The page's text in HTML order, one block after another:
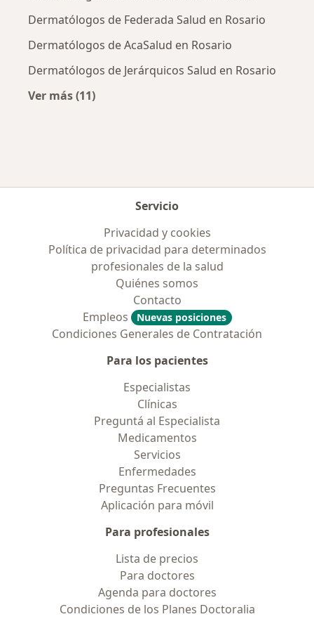
Dermatólogos de Federada Salud en Rosario
Dermatólogos de AcaSalud en Rosario
Dermatólogos de Jerárquicos Salud en Rosario
Ver más (11)
Servicio
Privacidad y cookies
Política de privacidad para determinados
profesionales de la salud
Quiénes somos
Contacto
Empleos
Nuevas posiciones
Condiciones Generales de Contratación
Para los pacientes
Especialistas
Clínicas
Preguntá al Especialista
Medicamentos
Servicios
Enfermedades
Preguntas Frecuentes
Aplicación para móvil
Para profesionales
Lista de precios
Para doctores
Agenda para doctores
Condiciones de los Planes Doctoralia